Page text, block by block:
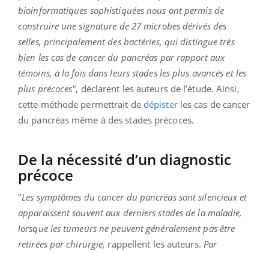
bioinformatiques sophistiquées nous ont permis de
construire une signature de 27 microbes dérivés des
selles, principalement des bactéries, qui distingue très
bien les cas de cancer du pancréas par rapport aux
témoins, à la fois dans leurs stades les plus avancés et les
plus précoces", déclarent les auteurs de l’étude. Ainsi,
cette méthode permettrait de dépisterles cas de cancer
du pancréas même à des stades précoces.
De la nécessité d’un diagnostic
précoce
"Les symptômes du cancer du pancréas sont silencieux et
apparaissent souvent aux derniers stades de la maladie,
lorsque les tumeurs ne peuvent généralement pas être
retirées par chirurgie, rappellent les auteurs. Par